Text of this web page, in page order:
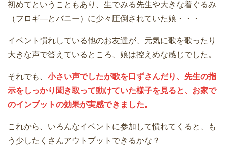
初めてということもあり、生でみる先生や大きな着ぐるみ
（フロギ―とバニー）に少々圧倒されていた娘・・・
イベント慣れしている他のお友達が、元気に歌を歌ったり
大きな声で答えているところ、娘は控えめな感じでした。
それでも、 小さい声でしたが歌を口ずさんだり、先生の指
示をしっかり聞き取って動けていた様子を見ると、お家で
のインプットの効果が実感できました。
これから、いろんなイベントに参加して慣れてくると、も
う少したくさんアウトプットできるかな？